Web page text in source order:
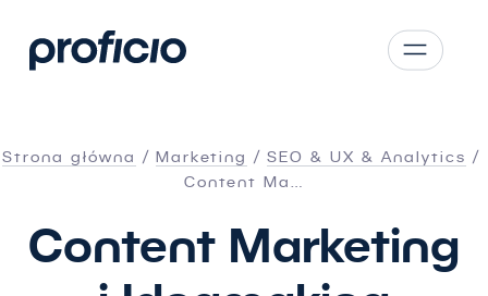
DE
PL
Strona główna Marketing SEO & UX & Analytics
Content Ma…
Content Marketing